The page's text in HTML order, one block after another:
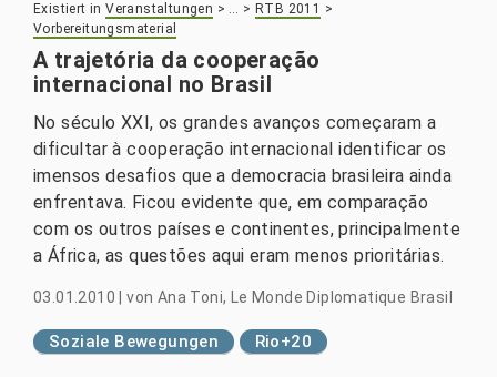
Existiert in Veranstaltungen > … > RTB 2011 >
Vorbereitungsmaterial
A trajetória da cooperação
internacional no Brasil
No século XXI, os grandes avanços começaram a
dificultar à cooperação internacional identificar os
imensos desafios que a democracia brasileira ainda
enfrentava. Ficou evidente que, em comparação
com os outros países e continentes, principalmente
a África, as questões aqui eram menos prioritárias.
03.01.2010 |von Ana Toni, Le Monde Diplomatique Brasil
Soziale Bewegungen Rio+20